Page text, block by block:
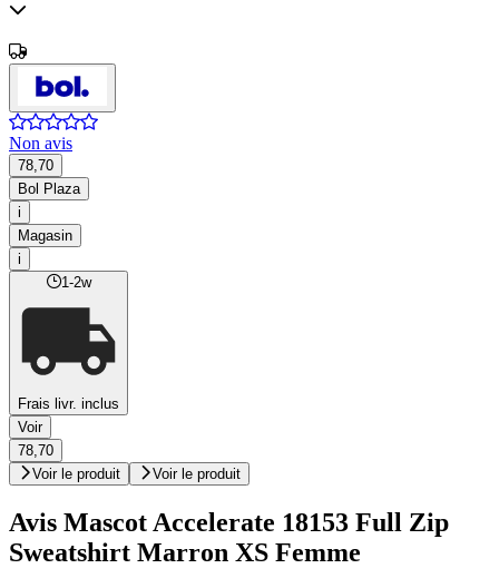
Non avis
78,70
Bol Plaza
i
Magasin
i
1-2w
Frais livr. inclus
Voir
78,70
Voir le produit
Voir le produit
Avis Mascot Accelerate 18153 Full Zip
Sweatshirt Marron XS Femme